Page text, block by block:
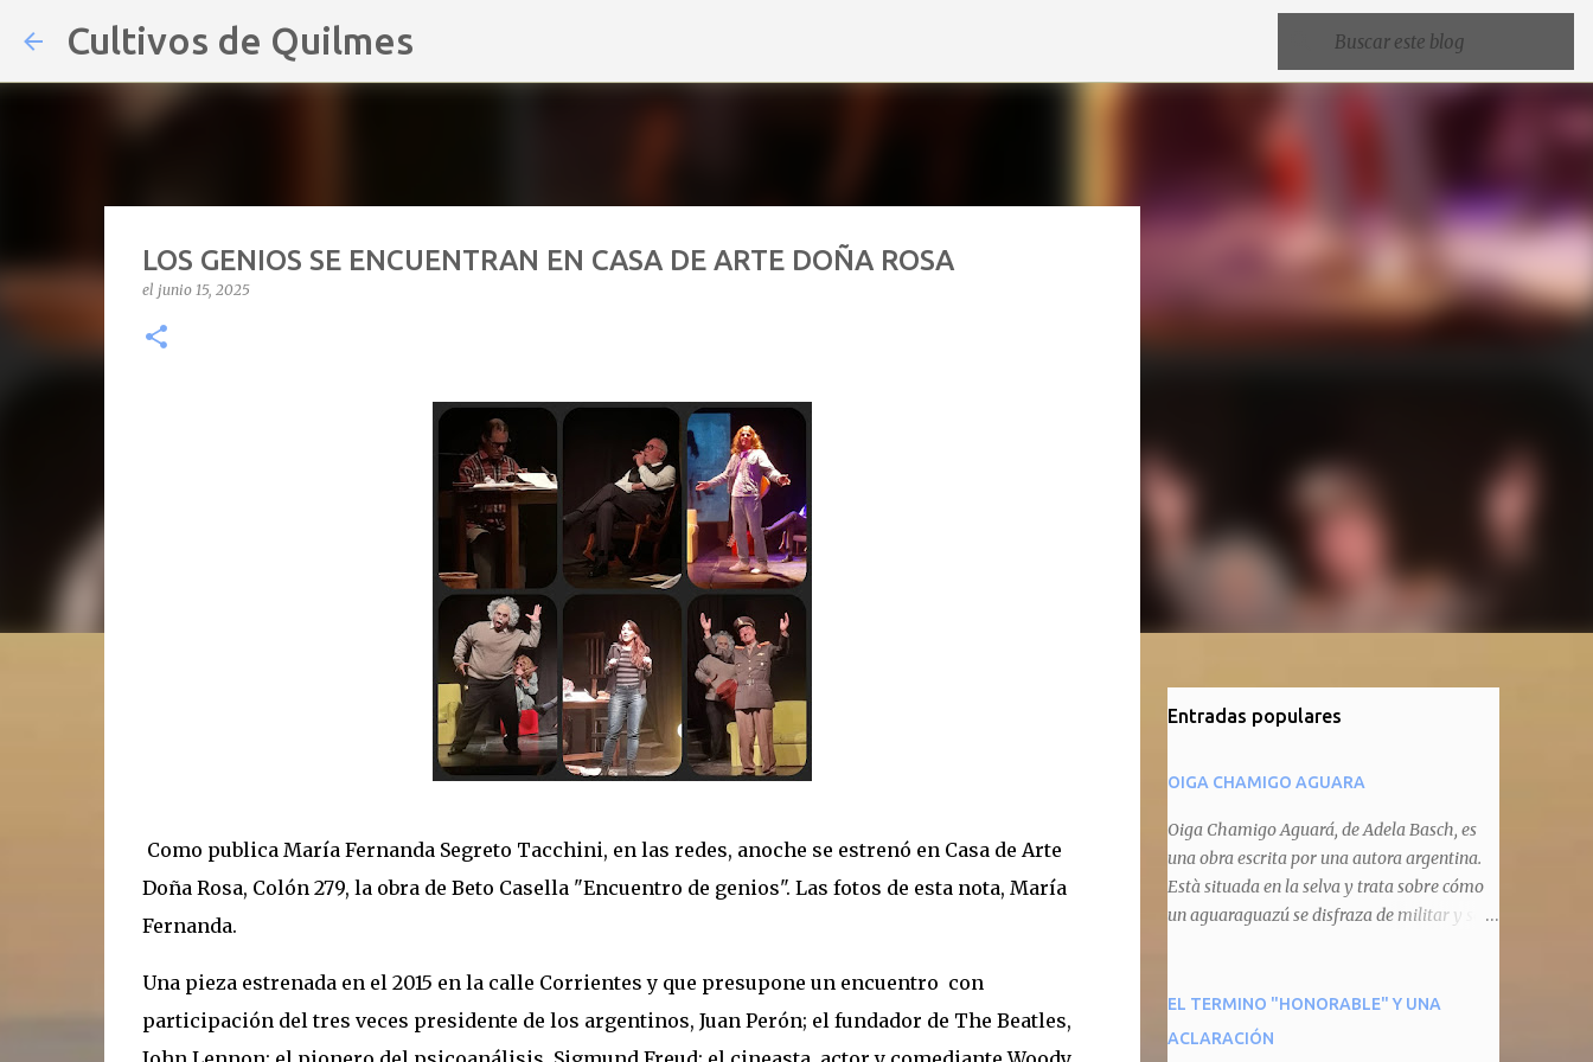
Cultivos de Quilmes
LOS GENIOS SE ENCUENTRAN EN CASA DE ARTE DOÑA ROSA
el junio 15, 2025
Como publica María Fernanda Segreto Tacchini, en las redes, anoche se estrenó en Casa de Arte
Doña Rosa, Colón 279, la obra de Beto Casella "Encuentro de genios". Las fotos de esta nota, María
Fernanda.
Una pieza estrenada en el 2015 en la calle Corrientes y que presupone un encuentro con
participación del tres veces presidente de los argentinos, Juan Perón; el fundador de The Beatles,
Entradas populares
OIGA CHAMIGO AGUARA
Oiga Chamigo Aguará, de Adela Basch, es
una obra escrita por una autora argentina.
Està situada en la selva y trata sobre cómo
un aguaraguazú se disfraza de militar y se
animal que pretenda circular por ahí. En
primera instancia aparece Teteu, el tero,
EL TERMINO "HONORABLE" Y UNA
ACLARACIÓN